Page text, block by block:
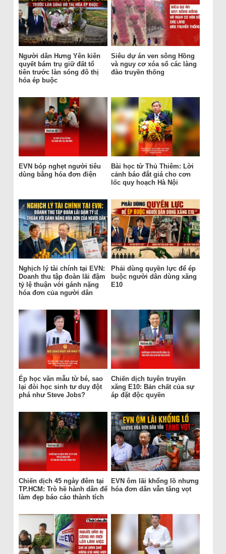
Người dân Hưng Yên kiên
quyết bám trụ giữ đất tổ
tiên trước làn sóng đô thị
hóa ép buộc
Siêu dự án ven sông Hồng
và nguy cơ xóa sổ các làng
đào truyền thống
EVN bóp nghẹt người tiêu
dùng bằng hóa đơn điện
Bài học từ Thủ Thiêm: Lời
cảnh báo đắt giá cho cơn
lốc quy hoạch Hà Nội
Nghịch lý tài chính tại EVN:
Doanh thu tập đoàn lãi đậm
tỷ lệ thuận với gánh nặng
hóa đơn của người dân
Phải dùng quyền lực để ép
buộc người dân dùng xăng
E10
Ép học văn mẫu từ bé, sao
lại đòi học sinh tư duy đột
phá như Steve Jobs?
Chiến dịch tuyên truyền
xăng E10: Bản chất của sự
áp đặt độc quyền
Chiến dịch 45 ngày đêm tại
TP.HCM: Trò hề hành dân để
làm đẹp báo cáo thành tích
EVN ôm lãi khổng lồ nhưng
hóa đơn dân vẫn tăng vọt